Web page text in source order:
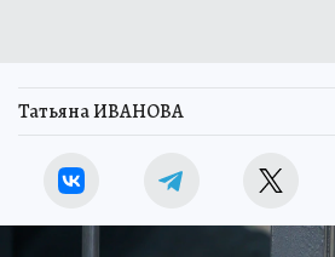
Татьяна ИВАНОВА